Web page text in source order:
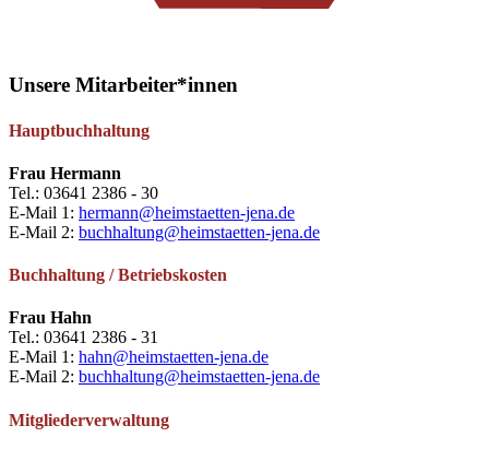
Unsere Mitarbeiter*innen
Hauptbuchhaltung
Frau Hermann
Tel.: 03641 2386 - 30
E-Mail 1: hermann@heimstaetten-jena.de
E-Mail 2: buchhaltung@heimstaetten-jena.de
Buchhaltung / Betriebskosten
Frau Hahn
Tel.: 03641 2386 - 31
E-Mail 1: hahn@heimstaetten-jena.de
E-Mail 2: buchhaltung@heimstaetten-jena.de
Mitgliederverwaltung